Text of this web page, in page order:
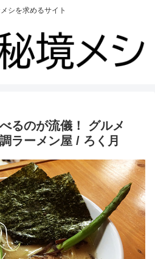
シを求めるサイト
るのが流儀！ グルメ
ラーメン屋 / ろく月